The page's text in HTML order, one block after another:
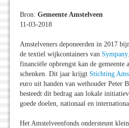
Bron: Gemeente Amstelveen
11-03-2018
Amstelveners deponeerden in 2017
de textiel wijkcontainers van Sympany
financiële opbrengst kan de gemeente
schenken. Dit jaar krijgt Stichting
euro uit handen van wethouder Peter
besteedt dit bedrag aan lokale
goede doelen, nationaal en
Het Amstelveenfonds ondersteunt